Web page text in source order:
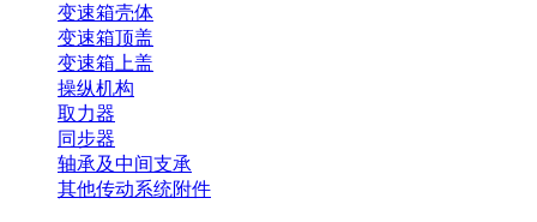
变速箱壳体
变速箱顶盖
变速箱上盖
操纵机构
取力器
同步器
轴承及中间支承
其他传动系统附件